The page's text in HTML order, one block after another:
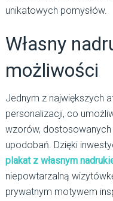
unikatowych pomysłów.
Własny
możliwości
Jednym z największych
personalizacji, co
wzorów, dostosowanych
upodobań. Dzięki
plakat z własnym
niepowtarzalną
prywatnym motywem